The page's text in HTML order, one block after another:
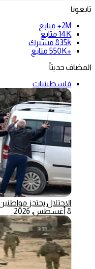
تابعونا
2M+
متابع
14K متابع
835k مشترك
+550K
متابع
المضاف حديثاً
فلسطينيات
الاحتلال يحتجز
8 أغسطس، 2026